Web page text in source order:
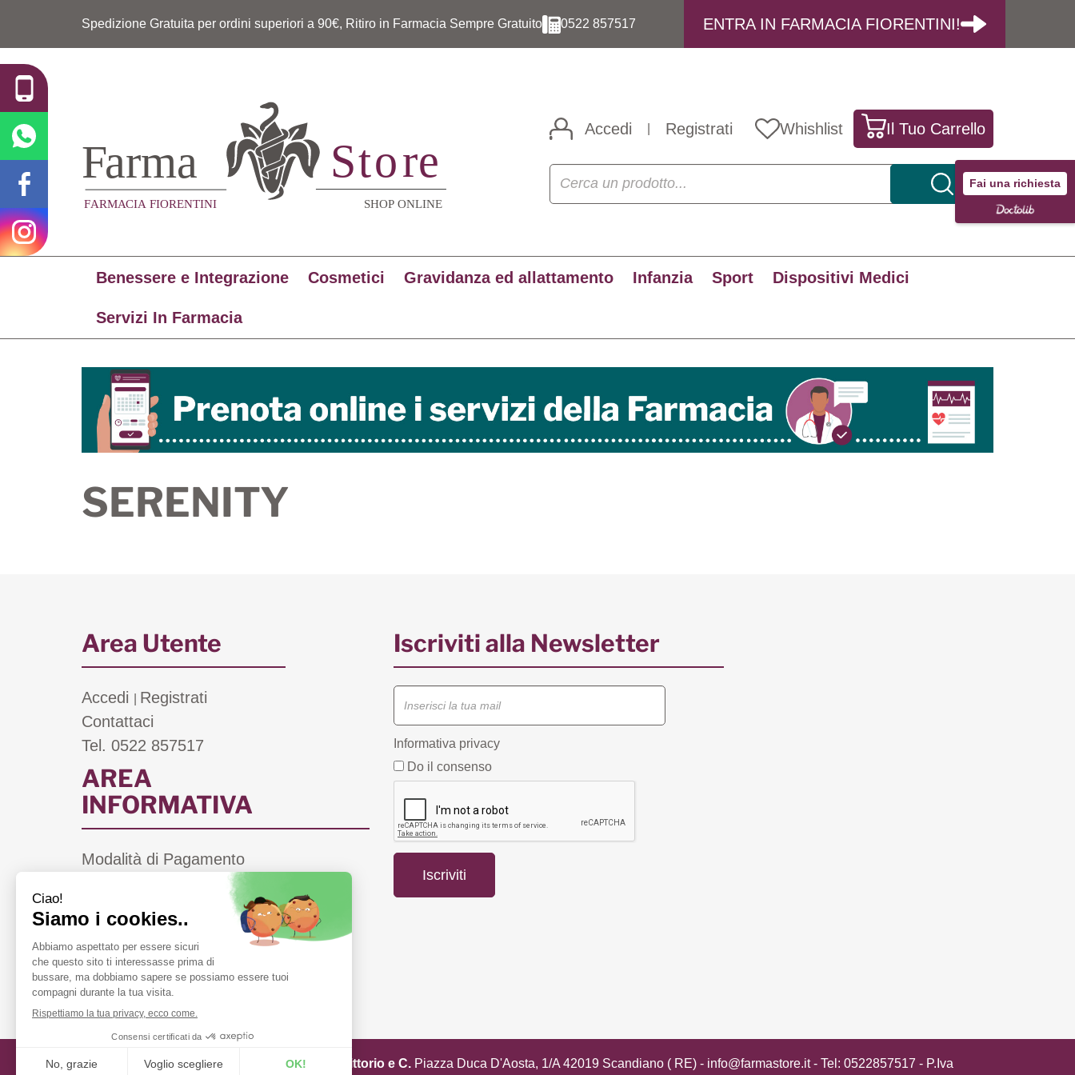
Fai una richiesta
Spedizione Gratuita per ordini superiori a 90€, Ritiro in Farmacia Sempre Gratuito 0522 857517 ENTRA IN FARMACIA FIORENTINI!
Accedi Registrati Whishlist Il Tuo Carrello
Benessere e Integrazione Cosmetici Gravidanza ed allattamento Infanzia Sport Dispositivi Medici
Servizi In Farmacia
SERENITY
Area Utente
Accedi
Registrati
Contattaci
Tel. 0522 857517
AREA
INFORMATIVA
Modalità di Pagamento
Cookie Policy
Condizioni di Vendita
Farmacie di Turno a Scandiano (RE)
Iscriviti alla Newsletter
Informativa privacy
Do il consenso
Farmacia Fiorentini snc di Bergonzi Vittorio e C. Piazza Duca D'Aosta, 1/A 42019 Scandiano ( RE) - info@farmastore.it- Tel: 0522857517 - P.Iva